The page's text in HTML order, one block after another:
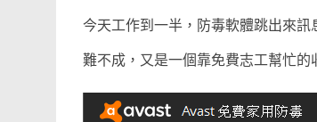
今天工作到一半，防毒軟體跳出來
難不成，又是一個靠免費志工幫忙